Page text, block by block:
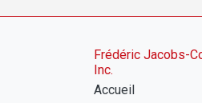
Frédéric Jacobs-
Inc.
Accueil